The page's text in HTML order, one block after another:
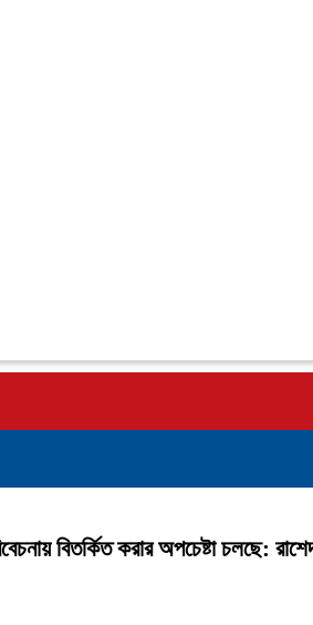
বিতর্কিত করার অপচেষ্টা চলছে: